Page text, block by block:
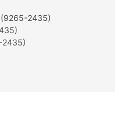
(9265-2435)
2435)